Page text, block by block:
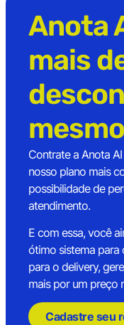
Anota
mais
Contrate a Anota
nosso plano mais
possibilidade de
atendimento.
E com essa, você
ótimo sistema para
para o delivery,
mais por um preço
Cadastre seu